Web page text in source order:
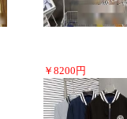
￥ 8200 円